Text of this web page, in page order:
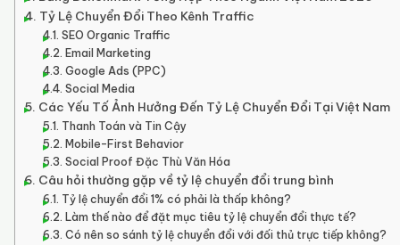
Tỷ Lệ Chuyển Đổi Theo Kênh Traffic
SEO Organic Traffic
Email Marketing
Google Ads (PPC)
Social Media
Các Yếu Tố Ảnh Hưởng Đến Tỷ Lệ Chuyển Đổi Tại Việt Nam
Thanh Toán và Tin Cậy
Mobile-First Behavior
Social Proof Đặc Thù Văn Hóa
Câu hỏi thường gặp về tỷ lệ chuyển đổi trung bình
Tỷ lệ chuyển đổi 1% có phải là thấp không?
Làm thế nào để đặt mục tiêu tỷ lệ chuyển đổi thực tế?
Có nên so sánh tỷ lệ chuyển đổi với đối thủ trực tiếp không?